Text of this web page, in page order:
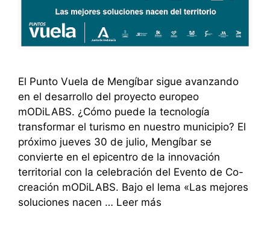
El Punto Vuela de Mengíbar sigue avanzando
en el desarrollo del proyecto europeo
mODiLABS. ¿Cómo puede la tecnología
transformar el turismo en nuestro municipio? El
próximo jueves 30 de julio, Mengíbar se
convierte en el epicentro de la innovación
territorial con la celebración del Evento de Co-
creación mODiLABS. Bajo el lema «Las mejores
soluciones nacen … Leer más